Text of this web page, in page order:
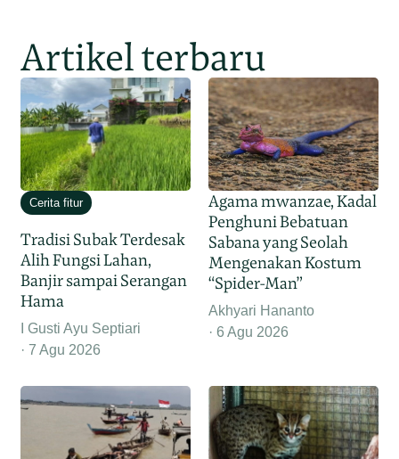
Artikel terbaru
Cerita fitur
Tradisi Subak Terdesak
Alih Fungsi Lahan,
Banjir sampai Serangan
Hama
I Gusti Ayu Septiari
7 Agu 2026
Agama mwanzae, Kadal
Penghuni Bebatuan
Sabana yang Seolah
Mengenakan Kostum
“Spider-Man”
Akhyari Hananto
6 Agu 2026